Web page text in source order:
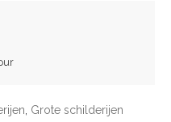
, Grote schilderijen